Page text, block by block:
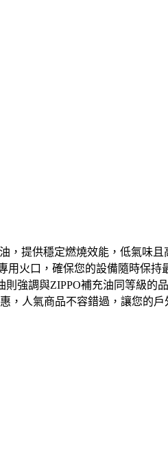
提供穩定燃燒效能，低氣味
火口，確保您的設備隨時保
強調與ZIPPO補充油同等級
，人氣商品不容錯過，讓您的戶